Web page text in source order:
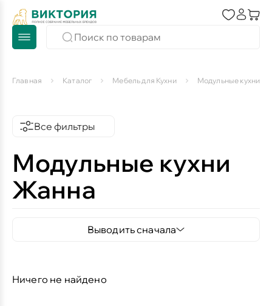
Главная Каталог Мебель для Кухни Модульные кухни
Все фильтры
Модульные кухни
Жанна
Выводить сначала
Ничего не найдено